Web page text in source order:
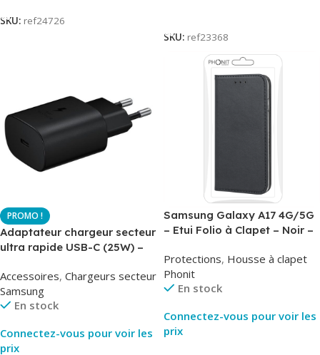
SKU: ref24726
SKU: ref23368
Adaptateur chargeur secteur
ultra rapide USB-C (25W) –
TA800
Accessoires, Chargeurs secteur
Samsung
En stock
Connectez-vous pour voir les
prix
Samsung Galaxy A17 4G/5G
– Etui Folio à Clapet – Noir –
Protections, Housse à clapet
Phonit
En stock
Connectez-vous pour voir les
prix